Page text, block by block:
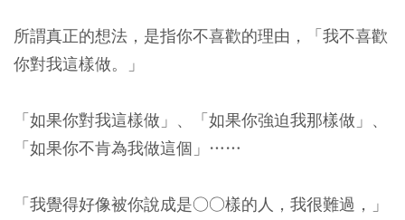
所謂真正的想法，是指你不喜歡的理由，「我不喜歡
你對我這樣做。」
「如果你對我這樣做」、「如果你強迫我那樣做」、
「如果你不肯為我做這個」……
「我覺得好像被你說成是○○樣的人，我很難過，」